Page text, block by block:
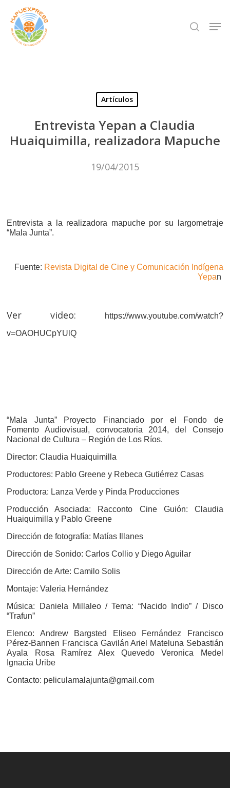
Skip
main
search
Artículos
Entrevista Yepan a Claudia
Huaiquimilla, realizadora Mapuche
19/04/2015
Entrevista a la realizadora mapuche por su largometraje
“Mala Junta”.
Fuente: Revista Digital de Cine y Comunicación Indígena
Yepan
Ver video:
https://www.youtube.com/watch?
v=OAOHUCpYUlQ
“Mala Junta” Proyecto Financiado por el Fondo de
Fomento Audiovisual, convocatoria 2014, del Consejo
Nacional de Cultura – Región de Los Ríos.
Director: Claudia Huaiquimilla
Productores: Pablo Greene y Rebeca Gutiérrez Casas
Productora: Lanza Verde y Pinda Producciones
Producción Asociada: Racconto Cine Guión: Claudia
Huaiquimilla y Pablo Greene
Dirección de fotografía: Matías Illanes
Dirección de Sonido: Carlos Collio y Diego Aguilar
Dirección de Arte: Camilo Solis
Montaje: Valeria Hernández
Música: Daniela Millaleo / Tema: “Nacido Indio” / Disco
“Trafun”
Elenco: Andrew Bargsted Eliseo Fernández Francisco
Pérez-Bannen Francisca Gavilán Ariel Mateluna Sebastián
Ayala Rosa Ramírez Alex Quevedo Veronica Medel
Ignacia Uribe
Contacto: peliculamalajunta@gmail.com
Close